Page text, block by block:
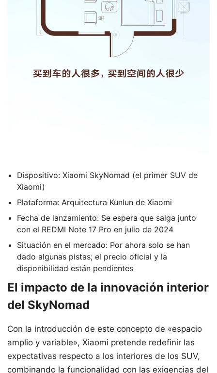
Dispositivo: Xiaomi SkyNomad (el primer SUV de
Xiaomi)
Plataforma: Arquitectura Kunlun de Xiaomi
Fecha de lanzamiento: Se espera que salga junto
con el REDMI Note 17 Pro en julio de 2024
Situación en el mercado: Por ahora solo se han
dado algunas pistas; el precio oficial y la
disponibilidad están pendientes
El impacto de la innovación interior
del SkyNomad
Con la introducción de este concepto de «espacio
amplio y variable», Xiaomi pretende redefinir las
expectativas respecto a los interiores de los SUV,
combinando la funcionalidad con las exigencias del